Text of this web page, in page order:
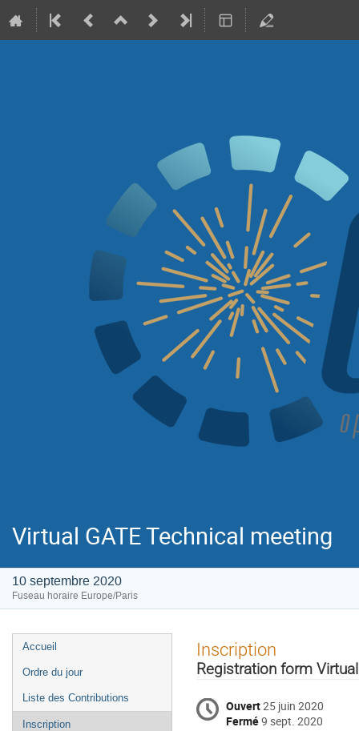
Virtual GATE Technical meeting
10 septembre 2020
Fuseau horaire Europe/Paris
Menu
de
Accueil
Ordre du jour
Liste des Contributions
Inscription
Inscription
Registration form
Ouvert25 juin 2020
Fermé9 sept. 2020